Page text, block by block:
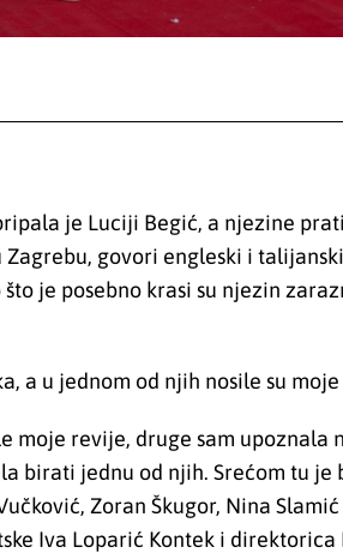
je Luciji Begić, a njezine
govori engleski i
je posebno krasi su njezin
a u jednom od njih nosile su
moje revije, druge sam
birati jednu od njih. Srećom tu
Zoran Škugor, Nina
Iva Loparić Kontek i direktorica